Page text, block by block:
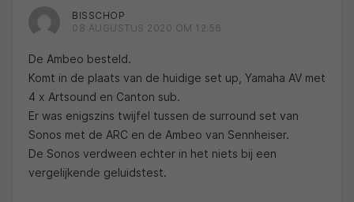
BISSCHOP
08 AUGUSTUS 2020 OM 12:56
De Ambeo besteld.
Komt in de plaats van de huidige set up, Yamaha AV met
4 x Artsound en Canton sub.
Er was enigszins twijfel tussen de surround set van
Sonos met de ARC en de Ambeo van Sennheiser.
De Sonos verdween echter in het niets bij een
vergelijkende geluidstest.